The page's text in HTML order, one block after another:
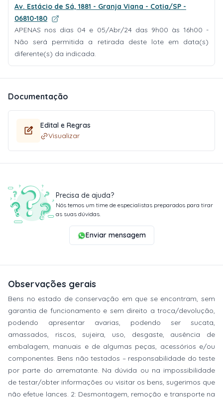
Av. Estácio de Sá, 1881 - Granja Viana - Cotia/SP -
06810-180
APENAS nos dias 04 e 05/Abr/24 das 9h00 às 16h00 -
Não será permitida a retirada deste lote em data(s)
diferente(s) da indicada.
Documentação
Edital e Regras
Visualizar
Precisa de ajuda?
Nós temos um time de especialistas preparados para tirar
as suas dúvidas.
Enviar mensagem
Observações gerais
Bens no estado de conservação em que se encontram, sem
garantia de funcionamento e sem direito a troca/devolução,
podendo apresentar avarias, podendo ser sucata,
amassados, riscos, sujeira, uso, desgaste, ausência de
embalagem, manuais e de algumas peças, acessórios e/ou
componentes. Bens não testados – responsabilidade do teste
por parte do arrematante. Na dúvida ou na impossibilidade
de testar/obter informações ou visitar os bens, sugerimos que
não efetue lances. 2: Desmontagem, remoção e transporte na